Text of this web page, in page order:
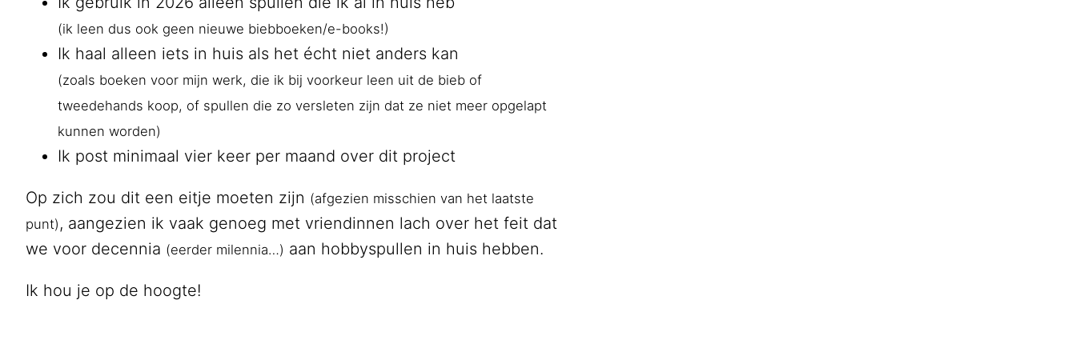
(ik leen dus ook geen nieuwe biebboeken/e-books!)
Ik haal alleen iets in huis als het écht niet anders kan
(zoals boeken voor mijn werk, die ik bij voorkeur leen uit de bieb of
tweedehands koop, of spullen die zo versleten zijn dat ze niet meer opgelapt
kunnen worden)
Ik post minimaal vier keer per maand over dit project
Op zich zou dit een eitje moeten zijn (afgezien misschien van het laatste
punt) , aangezien ik vaak genoeg met vriendinnen lach over het feit dat
we voor decennia (eerder milennia…) aan hobbyspullen in huis hebben.
Ik hou je op de hoogte!